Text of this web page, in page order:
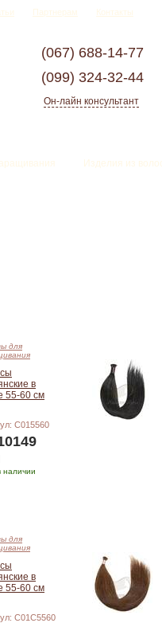
Партнерам Контакты
(067) 688-14-77
(099) 324-32-44
Он-лайн консультант
Изделия из волос
для
в
55-60 см
C015560
наличии
для
в
55-60 см
C01C5560